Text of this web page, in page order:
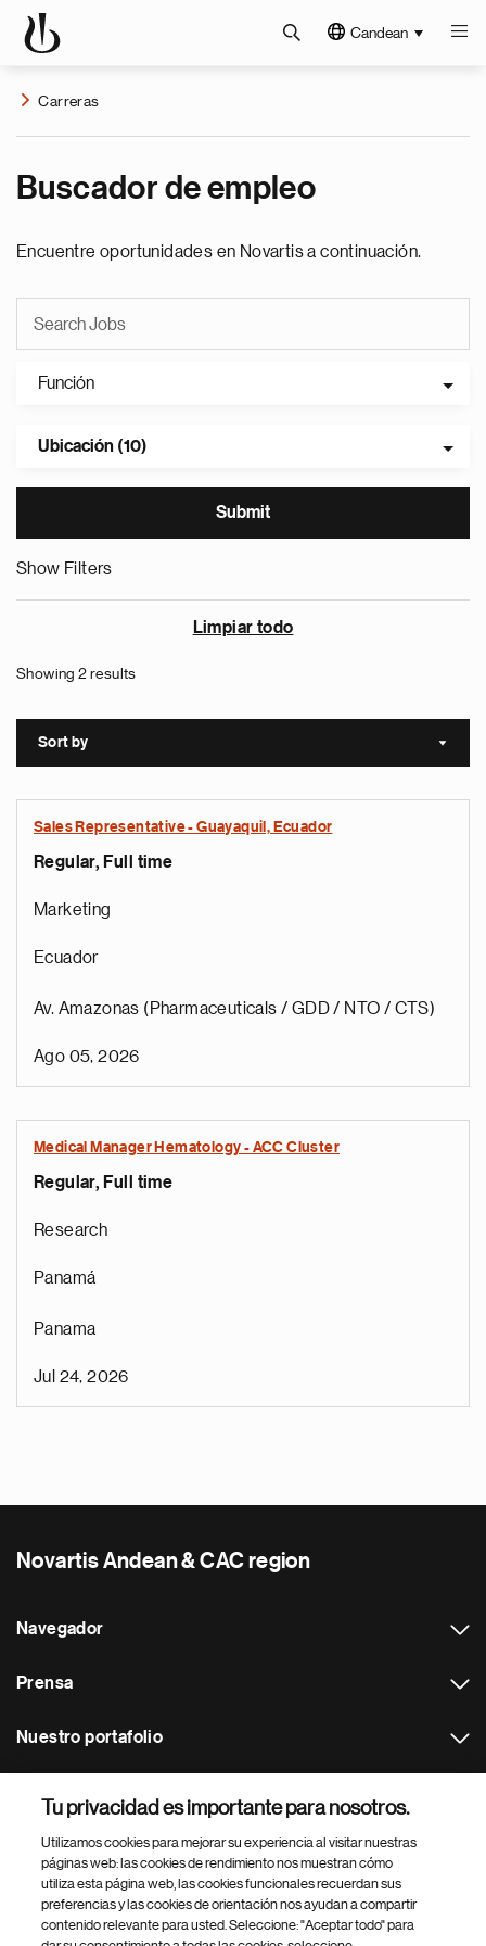
Candean
Carreras
Buscador de empleo
Encuentre oportunidades en Novartis a continuación.
Función
Ubicación (10)
Show Filters
Limpiar todo
Showing 2 results
Sort by Sort
Sales Representative - Guayaquil, Ecuador
Regular, Full time
Marketing
Ecuador
Av. Amazonas (Pharmaceuticals / GDD / NTO / CTS)
Ago 05, 2026
Medical Manager Hematology - ACC Cluster
Regular, Full time
Research
Panamá
Panama
Jul 24, 2026
Novartis Andean & CAC region
Navegador
Prensa
Nuestro portafolio
Footer Site Search
Tu privacidad es importante para nosotros.
Utilizamos cookies para mejorar su experiencia al visitar nuestras
páginas web: las cookies de rendimiento nos muestran cómo
utiliza esta página web, las cookies funcionales recuerdan sus
preferencias y las cookies de orientación nos ayudan a compartir
contenido relevante para usted. Seleccione: "Aceptar todo" para